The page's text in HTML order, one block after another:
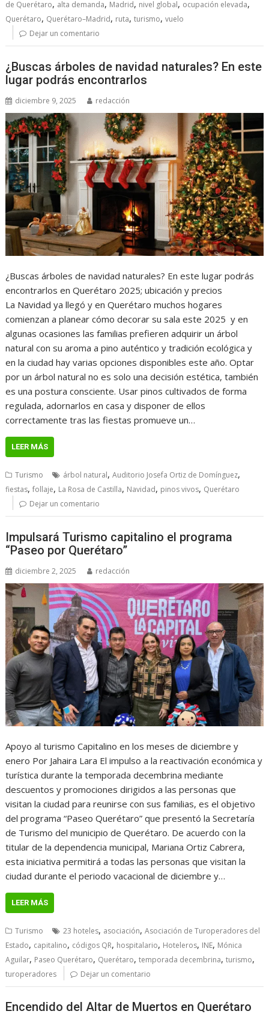
de Querétaro, alta demanda, Madrid, nivel global, ocupación elevada,
Querétaro, Querétaro–Madrid, ruta,turismo,vuelo
Dejar un comentario
¿Buscas árboles de navidad naturales? En este
lugar podrás encontrarlos
diciembre 9, 2025 redacción
¿Buscas árboles de navidad naturales? En este lugar podrás
encontrarlos en Querétaro 2025; ubicación y precios
La Navidad ya llegó y en Querétaro muchos hogares
comienzan a planear cómo decorar su sala este 2025 y en
algunas ocasiones las familias prefieren adquirir un árbol
natural con su aroma a pino auténtico y tradición ecológica y
en la ciudad hay varias opciones disponibles este año. Optar
por un árbol natural no es solo una decisión estética, también
es una postura consciente. Usar pinos cultivados de forma
regulada, adornarlos en casa y disponer de ellos
correctamente tras las fiestas promueve un…
LEER MÁS
Turismo árbol natural,Auditorio Josefa Ortiz de Domínguez,
fiestas,follaje, La Rosa de Castilla, Navidad, pinos vivos, Querétaro
Dejar un comentario
Impulsará Turismo capitalino el programa
“Paseo por Querétaro”
diciembre 2, 2025 redacción
Apoyo al turismo Capitalino en los meses de diciembre y
enero Por Jahaira Lara El impulso a la reactivación económica y
turística durante la temporada decembrina mediante
descuentos y promociones dirigidos a las personas que
visitan la ciudad para reunirse con sus familias, es el objetivo
del programa “Paseo Querétaro” que presentó la Secretaría
de Turismo del municipio de Querétaro. De acuerdo con la
titular de la dependencia municipal, Mariana Ortiz Cabrera,
esta iniciativa permitirá a todas las personas que visitan la
ciudad durante el periodo vacacional de diciembre y…
LEER MÁS
Turismo 23 hoteles, asociación,Asociación de Turoperadores del
Estado, capitalino, códigos QR, hospitalario, Hoteleros, INE, Mónica
Aguilar, Paseo Querétaro, Querétaro,temporada decembrina,turismo,
turoperadores Dejar un comentario
Encendido del Altar de Muertos en Querétaro